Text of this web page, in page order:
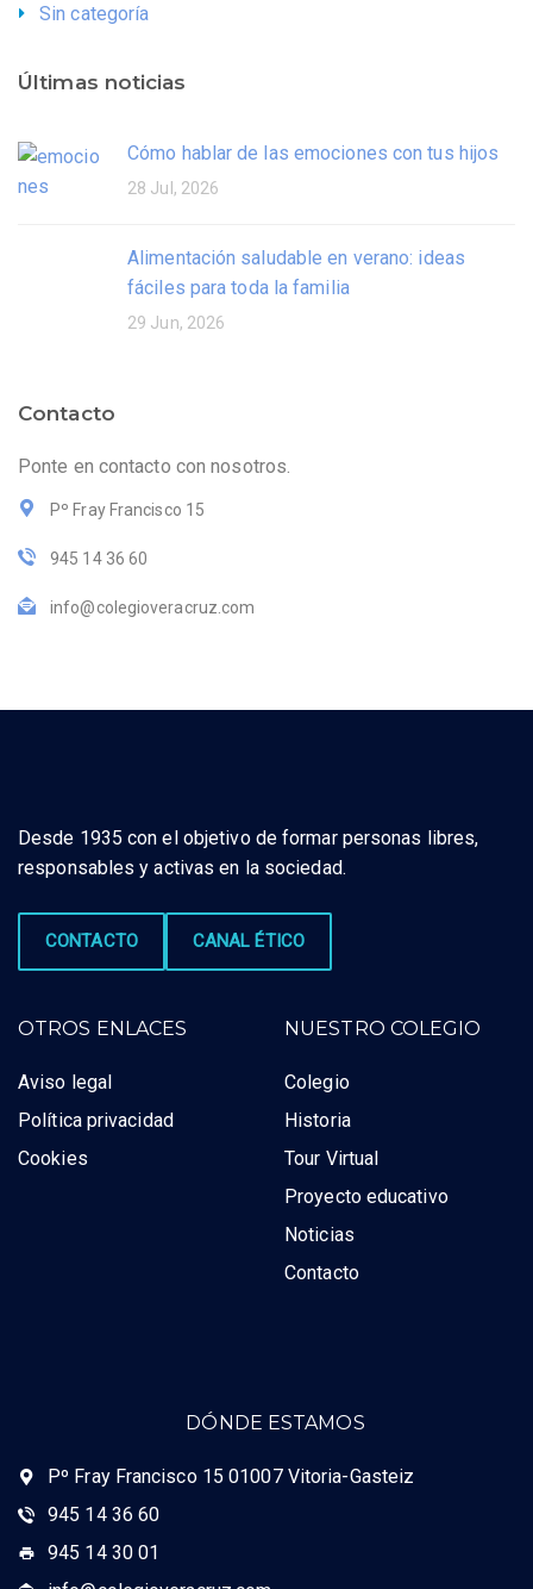
Sin categoría
Últimas noticias
Cómo hablar de las emociones con tus hijos
28 Jul, 2026
Alimentación saludable en verano: ideas
fáciles para toda la familia
29 Jun, 2026
Contacto
Ponte en contacto con nosotros.
Pº Fray Francisco 15
945 14 36 60
info@colegioveracruz.com
Desde 1935 con el objetivo de formar personas libres,
responsables y activas en la sociedad.
CONTACTO CANAL ÉTICO
OTROS ENLACES
Aviso legal
Política privacidad
Cookies
NUESTRO COLEGIO
Colegio
Historia
Tour Virtual
Proyecto educativo
Noticias
Contacto
DÓNDE ESTAMOS
Pº Fray Francisco 15 01007 Vitoria-Gasteiz
945 14 36 60
945 14 30 01